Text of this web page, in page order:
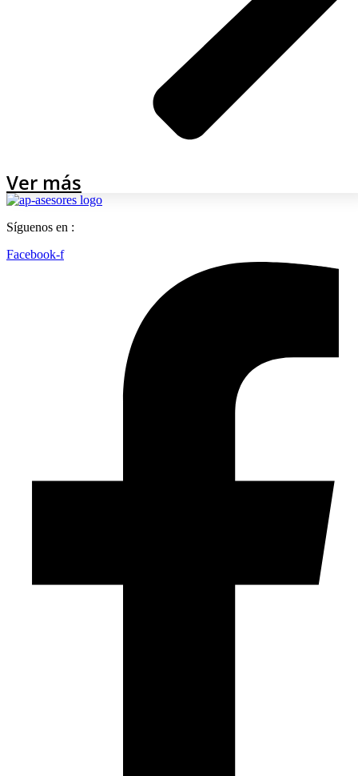
Ver más
Síguenos en :
Facebook-f